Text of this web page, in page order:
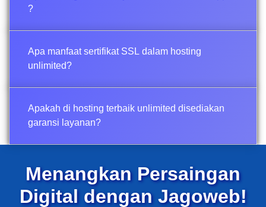
?
Apa manfaat sertifikat SSL dalam hosting
unlimited?
Apakah di hosting terbaik unlimited disediakan
garansi layanan?
Menangkan Persaingan
Digital dengan Jagoweb!